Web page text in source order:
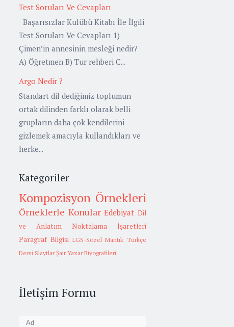
Test Soruları Ve Cevapları
Başarısızlar Kulübü Kitabı İle İlgili
Test Soruları Ve Cevapları 1)
Çimen’in annesinin mesleği nedir?
A) Öğretmen B) Tur rehberi C...
Argo Nedir ?
Standart dil dediğimiz toplumun
ortak dilinden farklı olarak belli
grupların daha çok kendilerini
gizlemek amacıyla kullandıkları ve
herke...
Kategoriler
Kompozisyon Örnekleri
Örneklerle Konular Edebiyat Dil
ve Anlatım
Noktalama İşaretleri
Paragraf Bilgisi LGS-Sözel Mantık Türkçe
Dersi Slaytlar Şair Yazar Biyografileri
İletişim Formu